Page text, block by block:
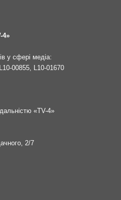
4»
у сфері медіа:
00855, L10-01670
«TV-4»
2/7